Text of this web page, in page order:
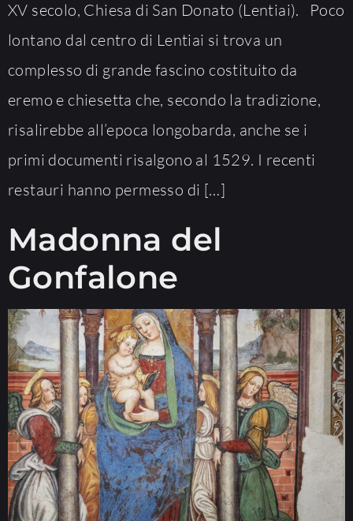
XV secolo, Chiesa di San Donato (Lentiai). Poco
lontano dal centro di Lentiai si trova un
complesso di grande fascino costituito da
eremo e chiesetta che, secondo la tradizione,
risalirebbe all’epoca longobarda, anche se i
primi documenti risalgono al 1529. I recenti
restauri hanno permesso di […]
Madonna del
Gonfalone